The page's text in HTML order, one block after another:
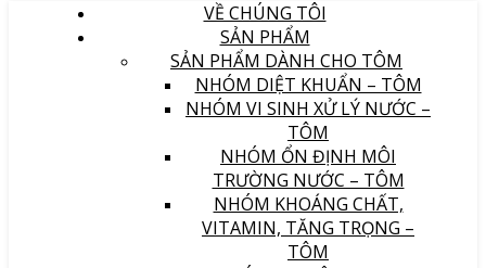
VỀ CHÚNG TÔI
SẢN PHẨM
SẢN PHẨM DÀNH CHO TÔM
NHÓM DIỆT KHUẨN – TÔM
NHÓM VI SINH XỬ LÝ NƯỚC –
TÔM
NHÓM ỔN ĐỊNH MÔI
TRƯỜNG NƯỚC – TÔM
NHÓM KHOÁNG CHẤT,
VITAMIN, TĂNG TRỌNG –
TÔM